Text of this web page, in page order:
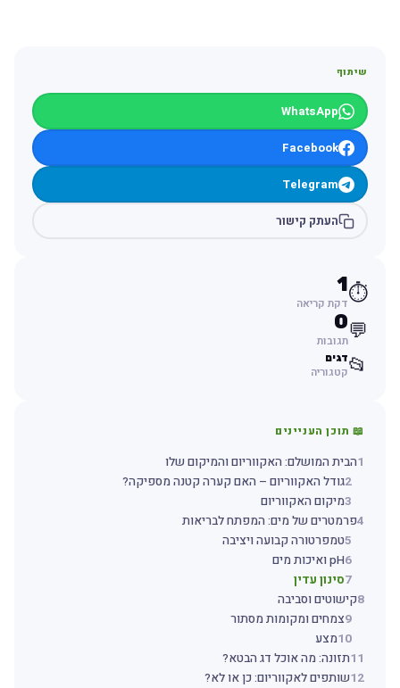
שיתוף
WhatsApp
Facebook
Telegram
העתק קישור
⏱️
1
דקת קריאה
💬
0
תגובות
📂דגים
קטגוריה
📖 תוכן העניינים
הבית המושלם: האקווריום והמיקום שלו
2גודל האקווריום – האם קערה קטנה מספיקה?
מיקום האקווריום
פרמטרים של מים: המפתח לבריאות
טמפרטורה קבועה ויציבה
6pH ואיכות מים
7סינון עדין
8קישוטים וסביבה
9צמחים ומקומות מסתור
10מצע
11תזונה: מה אוכל דג הבטא?
12שותפים לאקווריום: כן או לא?